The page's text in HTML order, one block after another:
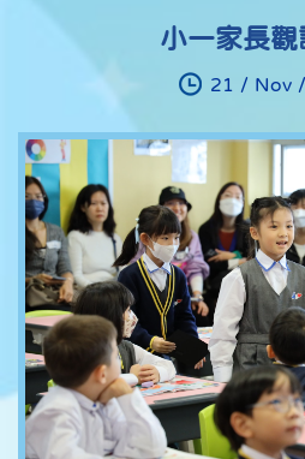
小一家長觀
21 / Nov